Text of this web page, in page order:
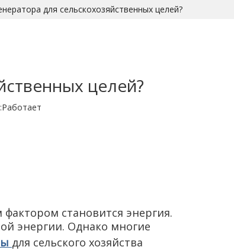
для сельскохозяйственных целей?
целей?
Работает
становится энергия.
энергии. Однако многие
для сельского хозяйства